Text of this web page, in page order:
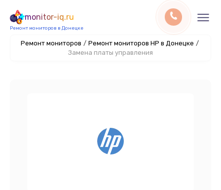
monitor-iq.ru
Ремонт мониторов в Донецке
Ремонт мониторов / Ремонт мониторов HP в Донецке /
Замена платы управления